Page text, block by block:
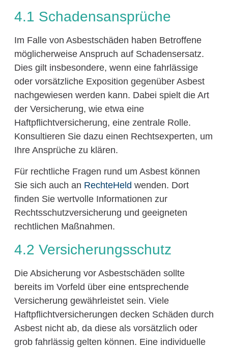
4.1 Schadensansprüche
Im Falle von Asbestschäden haben Betroffene
möglicherweise Anspruch auf Schadensersatz.
Dies gilt insbesondere, wenn eine fahrlässige
oder vorsätzliche Exposition gegenüber Asbest
nachgewiesen werden kann. Dabei spielt die Art
der Versicherung, wie etwa eine
Haftpflichtversicherung, eine zentrale Rolle.
Konsultieren Sie dazu einen Rechtsexperten, um
Ihre Ansprüche zu klären.
Für rechtliche Fragen rund um Asbest können
Sie sich auch an RechteHeld wenden. Dort
finden Sie wertvolle Informationen zur
Rechtsschutzversicherung und geeigneten
rechtlichen Maßnahmen.
4.2 Versicherungsschutz
Die Absicherung vor Asbestschäden sollte
bereits im Vorfeld über eine entsprechende
Versicherung gewährleistet sein. Viele
Haftpflichtversicherungen decken Schäden durch
Asbest nicht ab, da diese als vorsätzlich oder
grob fahrlässig gelten können. Eine individuelle